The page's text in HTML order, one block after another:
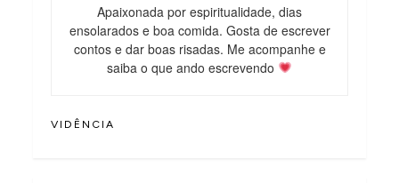
Apaixonada por espiritualidade, dias
ensolarados e boa comida. Gosta de escrever
contos e dar boas risadas. Me acompanhe e
saiba o que ando escrevendo
VIDÊNCIA